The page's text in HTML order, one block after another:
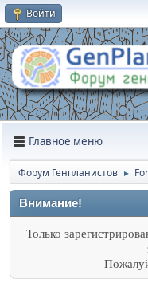
Войти
Главное меню
Форум Генпланистов ►
Внимание!
Только